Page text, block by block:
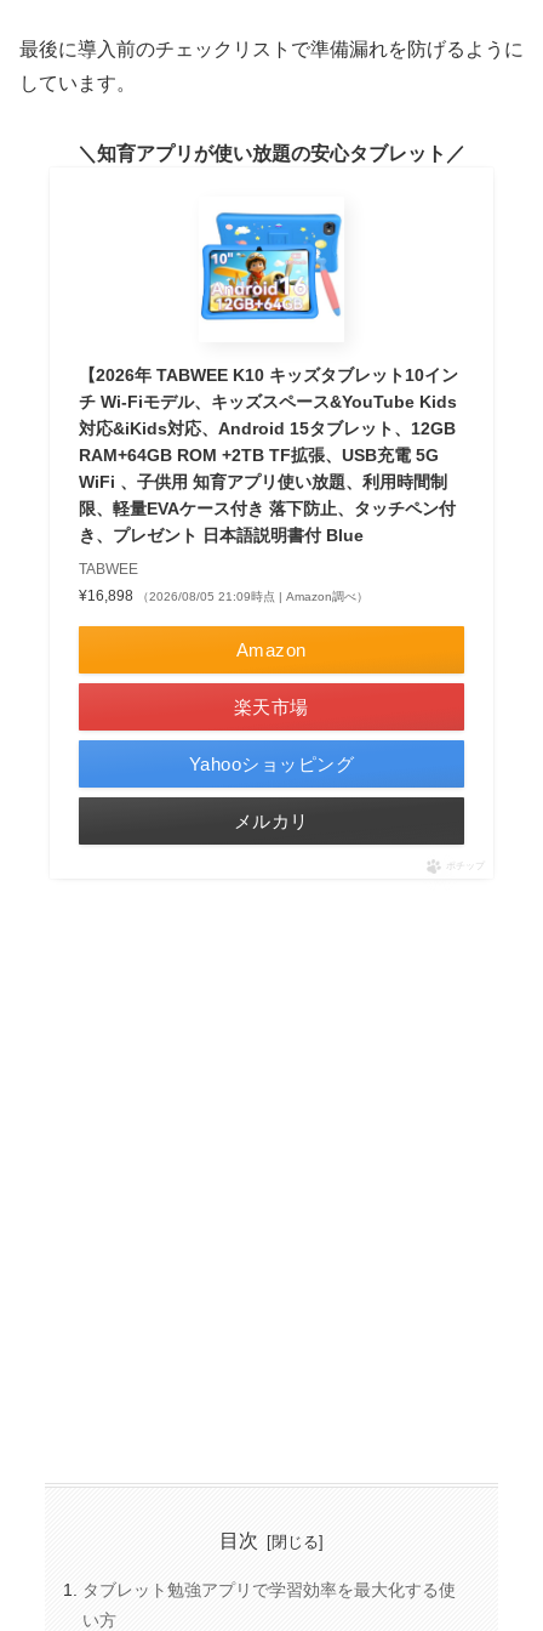
最後に導入前のチェックリストで準備漏れを防げるように
しています。
知育アプリが使い放題の安心タブレット
【2026年 TABWEE K10 キッズタブレット10イン
チ Wi-Fiモデル、キッズスペース&YouTube Kids
対応&iKids対応、Android 15タブレット、12GB
RAM+64GB ROM +2TB TF拡張、USB充電 5G
WiFi 、子供用 知育アプリ使い放題、利用時間制
限、軽量EVAケース付き 落下防止、タッチペン付
き、プレゼント 日本語説明書付 Blue
TABWEE
¥16,898
（2026/08/05 21:09時点 | Amazon調べ）
Amazon
楽天市場
Yahooショッピング
メルカリ
ポチップ
目次
タブレット勉強アプリで学習効率を最大化する使
い方